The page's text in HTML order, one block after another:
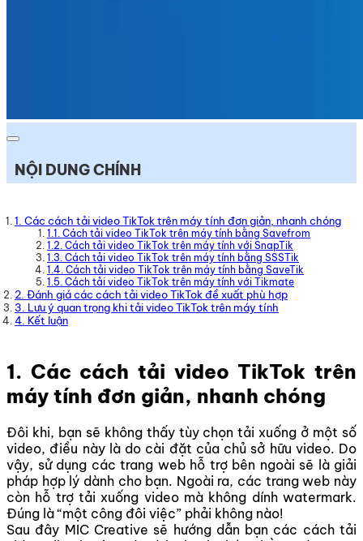
NỘI DUNG CHÍNH
1. Các cách tải video TikTok trên máy tính đơn giản, nhanh chóng
1.1. Cách tải video TikTok trên máy tính bằng Savefrom
1.2. Cách tải video TikTok trên máy tính với SnapTik
1.3. Cách tải video TikTok trên máy tính bằng SSSTik
1.4. Cách tải video TikTok trên máy tính bằng SaveTik
1.5. Cách tải video TikTok trên máy tính với Tikmate
2. Đánh giá các cách tải video TikTok đề xuất phù hợp
3. Lưu ý quan trọng khi tải video TikTok trên máy tính
4. Kết luận
1. Các cách tải video TikTok trên
máy tính đơn giản, nhanh chóng
Đôi khi, bạn sẽ không thấy tùy chọn tải xuống ở một số
video, điều này là do cài đặt của chủ sở hữu video. Do
vậy, sử dụng các trang web hỗ trợ bên ngoài sẽ là giải
pháp hợp lý dành cho bạn. Ngoài ra, các trang web này
còn hỗ trợ tải xuống video mà không dính watermark.
Đúng là “một công đôi việc” phải không nào!
Sau đây MIC Creative sẽ hướng dẫn bạn các cách tải